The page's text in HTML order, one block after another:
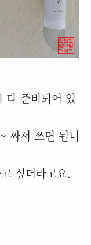
다 준비되어 있
짜서 쓰면 됩니
싶더라고요.